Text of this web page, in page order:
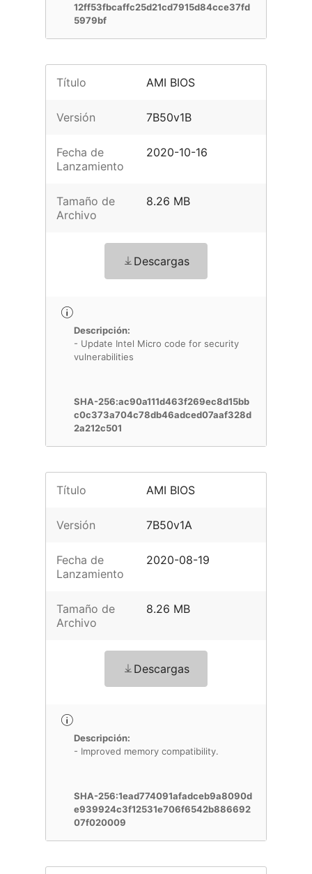
12ff53fbcaffc25d21cd7915d84cce37fd
5979bf
Título AMI BIOS
Versión 7B50v1B
Fecha de
Lanzamiento
2020-10-16
Tamaño de
Archivo
8.26 MB
Descargas
Descripción:
- Update Intel Micro code for security
vulnerabilities
SHA-256:ac90a111d463f269ec8d15bb
c0c373a704c78db46adced07aaf328d
2a212c501
Título AMI BIOS
Versión 7B50v1A
Fecha de
Lanzamiento
2020-08-19
Tamaño de
Archivo
8.26 MB
Descargas
Descripción:
- Improved memory compatibility.
SHA-256:1ead774091afadceb9a8090d
e939924c3f12531e706f6542b886692
07f020009